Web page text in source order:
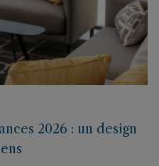
2026 : un design